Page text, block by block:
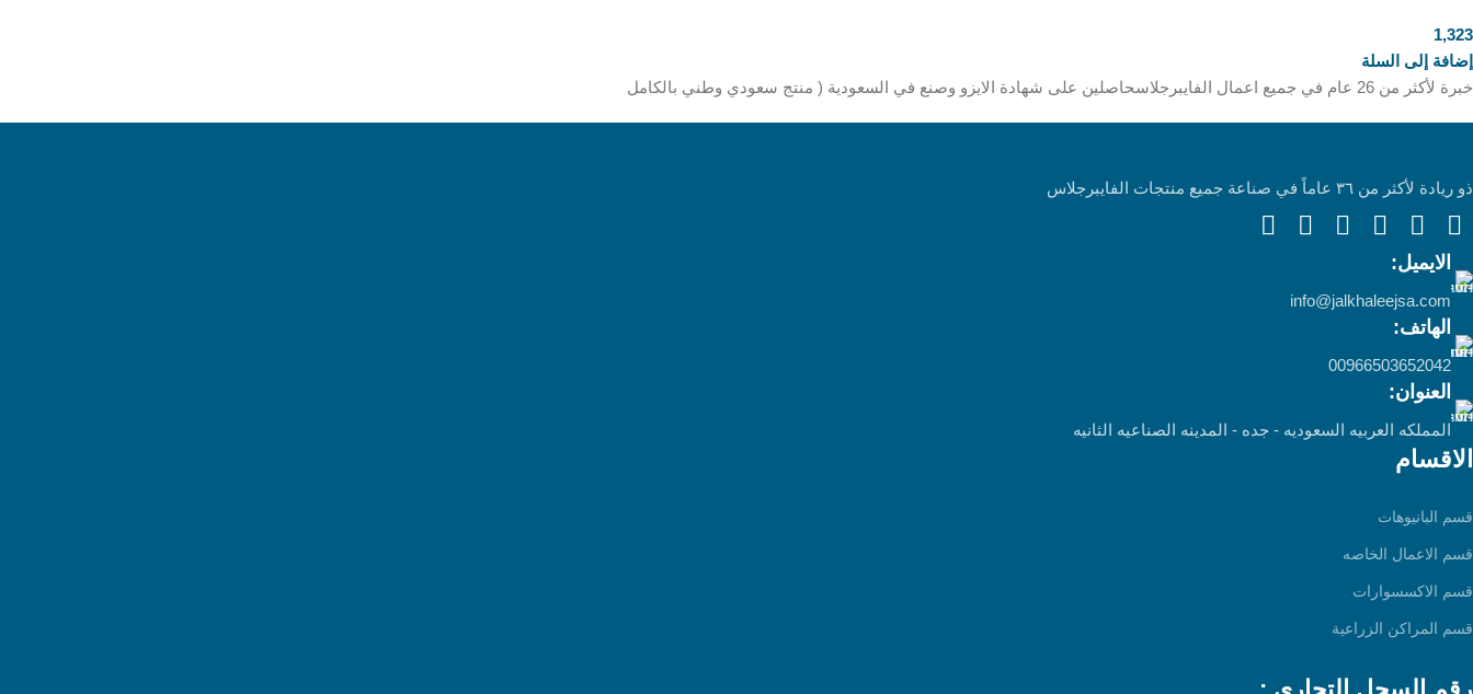
1,323
إضافة إلى السلة
خبرة لأكثر من 26 عام في جميع اعمال الفايبرجلاسحاصلين على شهادة الايزو وصنع في السعودية ( منتج سعودي وطني بالكامل
ذو ريادة لأكثر من ٣٦ عاماً في صناعة جميع منتجات الفايبرجلاس
الايميل:
info@jalkhaleejsa.com
الهاتف:
00966503652042
العنوان:
المملكه العربيه السعوديه - جده - المدينه الصناعيه الثانيه
الاقسام
قسم البانيوهات
قسم الاعمال الخاصه
قسم الاكسسوارات
قسم المراكن الزراعية